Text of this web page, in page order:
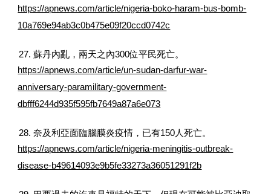
https://apnews.com/article/nigeria-boko-haram-bus-bomb-
10a769e94ab3c0b475e09f20ccd0742c
27. 蘇丹內亂，兩天之內300位平民死亡。
https://apnews.com/article/un-sudan-darfur-war-
anniversary-paramilitary-government-
dbfff6244d935f595fb7649a87a6e073
28. 奈及利亞面臨腦膜炎疫情，已有150人死亡。
https://apnews.com/article/nigeria-meningitis-outbreak-
disease-b49614093e9b5fe33273a36051291f2b